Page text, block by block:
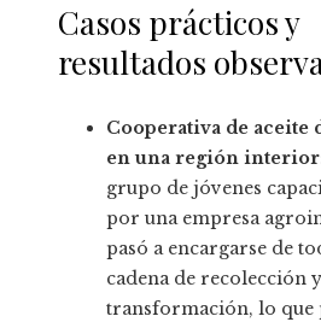
Casos prácticos y
resultados
Cooperativa de aceite
en una región interior
grupo de jóvenes
por una empresa
pasó a encargarse de
cadena de recolección y
transformación, lo que